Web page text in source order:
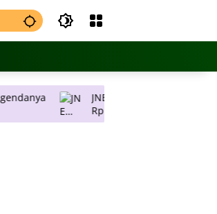
JNE Promo Ongkos Kirim, Tarif Mulai
Rp 2 Ribu per Kilogram ke Seluruh
Pulau Jawa